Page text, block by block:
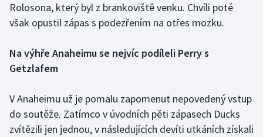
Vodní slalom
Ostatní
Rolosona, který byl z brankoviště venku. Chvíli poté
však opustil zápas s podezřením na otřes mozku.
Na výhře Anaheimu se nejvíc podíleli Perry s
Getzlafem
V Anaheimu už je pomalu zapomenut nepovedený vstup
do soutěže. Zatímco v úvodních pěti zápasech Ducks
zvítězili jen jednou, v následujících devíti utkáních získali